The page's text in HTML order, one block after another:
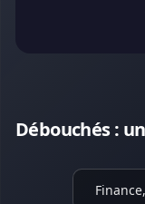
Débouchés :